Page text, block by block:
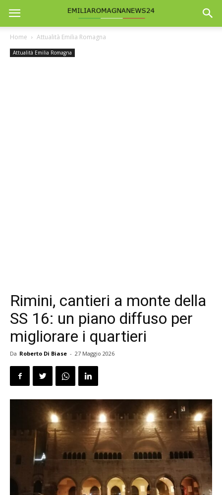
Home Attualità Emilia Romagna
Attualità Emilia Romagna
Rimini, cantieri a monte della
SS 16: un piano diffuso per
migliorare i quartieri
Da Roberto Di Biase - 27 Maggio 2026